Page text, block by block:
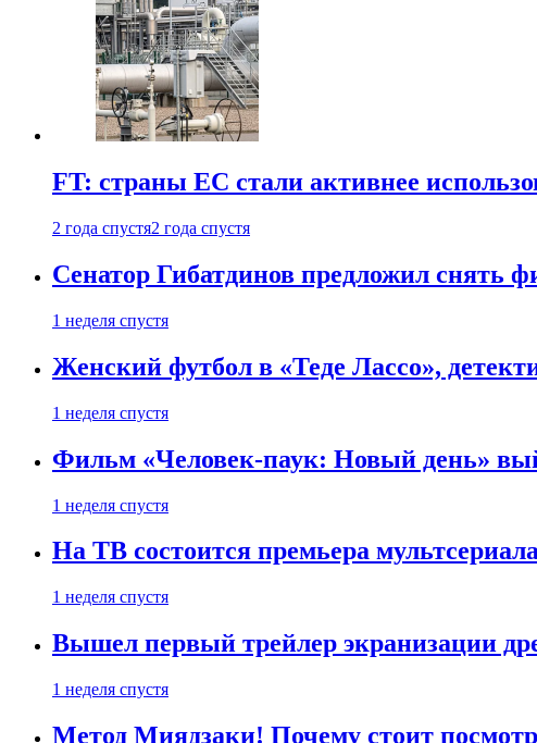
FT: страны ЕС стали активнее
2 года спустя2 года спустя
Сенатор Гибатдинов предложил снять
1 неделя спустя
Женский футбол в «Теде Лассо»,
1 неделя спустя
Фильм «Человек-паук: Новый день»
1 неделя спустя
На ТВ состоится премьера
1 неделя спустя
Вышел первый трейлер экранизации
1 неделя спустя
Метод Миядзаки! Почему стоит